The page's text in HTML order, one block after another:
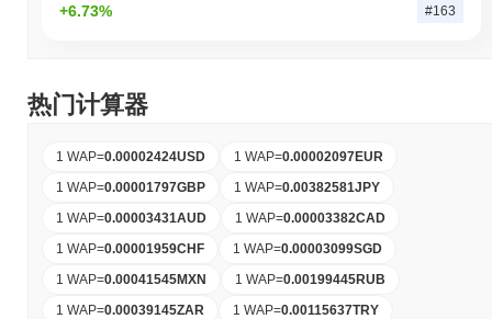
+6.73% #163
热门计算器
1 WAP=0.00002424USD 1 WAP=0.00002097EUR
1 WAP=0.00001797GBP 1 WAP=0.00382581JPY
1 WAP=0.00003431AUD 1 WAP=0.00003382CAD
1 WAP=0.00001959CHF 1 WAP=0.00003099SGD
1 WAP=0.00041545MXN 1 WAP=0.00199445RUB
1 WAP=0.00039145ZAR 1 WAP=0.00115637TRY